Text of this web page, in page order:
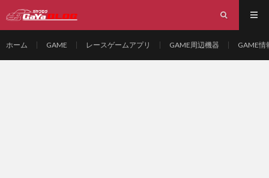
ホーム GAME レースゲームアプリ GAME周辺機器 GAME情